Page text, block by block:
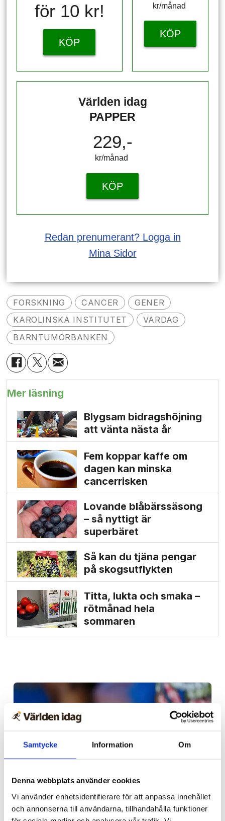
Samtycke Information Om
Denna webbplats använder cookies
Vi använder enhetsidentifierare för att anpassa innehållet
och annonserna till användarna, tillhandahålla funktioner
för 10 kr!
KÖP
kr/månad ​​​​​​
KÖP
Världen idag
PAPPER
229,-
kr/månad ​​​​​​
KÖP
Redan prenumerant? Logga in
Mina Sidor
FORSKNING CANCER
GENER
KAROLINSKA INSTITUTET
VARDAG
BARNTUMÖRBANKEN
Mer läsning
Blygsam bidrags­höjning
att vänta nästa år
Fem koppar kaffe om
dagen kan minska
cancer­risken
Lovande blåbärssäsong
– så nyttigt är
superbäret
Så kan du tjäna pengar
på skogs­utflykten
Titta, lukta och smaka –
rötmånad hela
sommaren
Afrika